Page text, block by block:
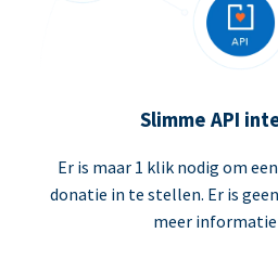
Slimme API
Er is maar 1 klik nodig om
donatie in te stellen. Er is
meer